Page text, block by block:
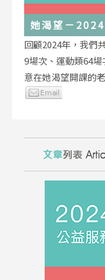
她渴望－
回顧2024年，我們
9場次、運動類64
意在她渴望開課的